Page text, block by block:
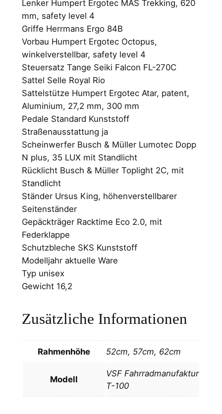
Lenker Humpert Ergotec MAS Trekking, 620
mm, safety level 4
Griffe Herrmans Ergo 84B
Vorbau Humpert Ergotec Octopus,
winkelverstellbar, safety level 4
Steuersatz Tange Seiki Falcon FL-270C
Sattel Selle Royal Rio
Sattelstütze Humpert Ergotec Atar, patent,
Aluminium, 27,2 mm, 300 mm
Pedale Standard Kunststoff
Straßenausstattung ja
Scheinwerfer Busch & Müller Lumotec Dopp
N plus, 35 LUX mit Standlicht
Rücklicht Busch & Müller Toplight 2C, mit
Standlicht
Ständer Ursus King, höhenverstellbarer
Seitenständer
Gepäckträger Racktime Eco 2.0, mit
Federklappe
Schutzbleche SKS Kunststoff
Modelljahr aktuelle Ware
Typ unisex
Gewicht 16,2
Zusätzliche Informationen
Rahmenhöhe 52cm, 57cm, 62cm
Modell
VSF Fahrradmanufaktur
T-100